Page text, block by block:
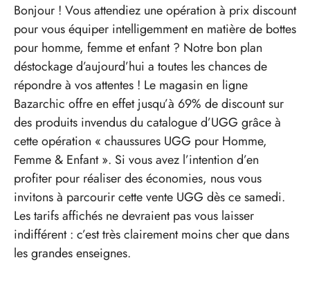
Bonjour ! Vous attendiez une opération à prix discount
pour vous équiper intelligemment en matière de bottes
pour homme, femme et enfant ? Notre bon plan
déstockage d’aujourd’hui a toutes les chances de
répondre à vos attentes ! Le magasin en ligne
Bazarchic offre en effet jusqu’à 69% de discount sur
des produits invendus du catalogue d’UGG grâce à
cette opération « chaussures UGG pour Homme,
Femme & Enfant ». Si vous avez l’intention d’en
profiter pour réaliser des économies, nous vous
invitons à parcourir cette vente UGG dès ce samedi.
Les tarifs affichés ne devraient pas vous laisser
indifférent : c’est très clairement moins cher que dans
les grandes enseignes.